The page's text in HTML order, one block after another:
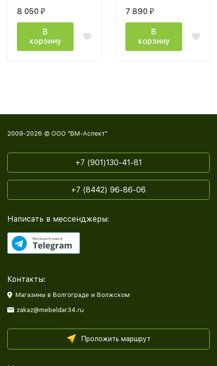
8 050 ₽
В
корзину
7 890 ₽
В
корзину
2009-2026 © ООО "ВМ-Аспект"
+7 (901)130-41-81
+7 (8442) 96-86-06
Написать в мессенджеры:
Контакты:
Магазины в Волгограде и Волжском
zakaz@mebeldar34.ru
Проложить маршрут